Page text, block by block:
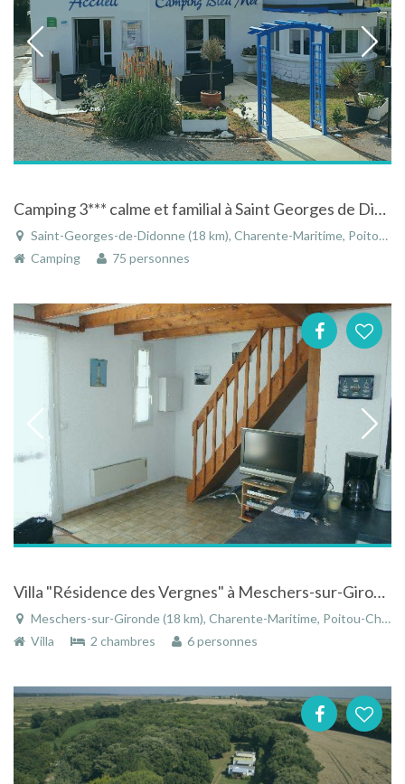
Camping 3*** calme et familial à Saint Georges de Didonne tout près de Royan ave
Saint-Georges-de-Didonne (18 km), Charente-Maritime, Poitou-Charentes, Nouvelle-Aquitaine, France
Camping
75 personnes
Villa "Résidence des Vergnes" à Meschers-sur-Gironde - Poitou-Charentes avec piscine
Meschers-sur-Gironde (18 km), Charente-Maritime, Poitou-Charentes, Nouvelle-Aquitaine, France
Villa
2 chambres 6 personnes